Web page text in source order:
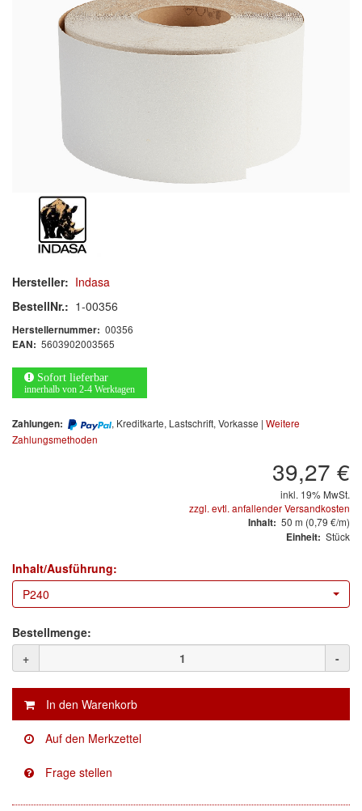
Schleif-Handpads
Zubehör/Hilfsmittel
Kleben & Beschichten
Abdecken
Spachteln
Polieren
Werkzeug & Maschinen
Reinigen
Arbeitsschutz
Luftfilter
Mischfarben
3M
(1)
E-D
(1)
EVERCOAT
Hersteller: Indasa
BestellNr.: 1-00356
Herstellernummer: 00356
EAN: 5603902003565
Sofort lieferbar
innerhalb von 2-4 Werktagen
Zahlungen: , Kreditkarte, Lastschrift, Vorkasse | Weitere
Zahlungsmethoden
39,27 €
inkl. 19% MwSt.
zzgl. evtl. anfallender Versandkosten
Inhalt: 50 m (0,79 €/m)
Einheit: Stück
Inhalt/Ausführung:
P240
Bestellmenge:
+
-